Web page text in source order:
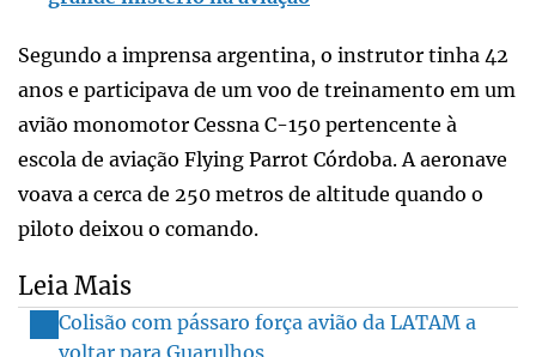
Segundo a imprensa argentina, o instrutor tinha 42
anos e participava de um voo de treinamento em um
avião monomotor Cessna C-150 pertencente à
escola de aviação Flying Parrot Córdoba. A aeronave
voava a cerca de 250 metros de altitude quando o
piloto deixou o comando.
Leia Mais
Colisão com pássaro força avião da LATAM a
voltar para Guarulhos